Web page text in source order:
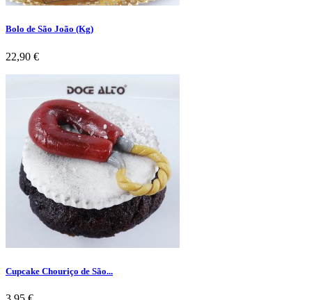
Bolo de São João (Kg)
Preço
22,90 €
Cupcake Chouriço de São...
Preço